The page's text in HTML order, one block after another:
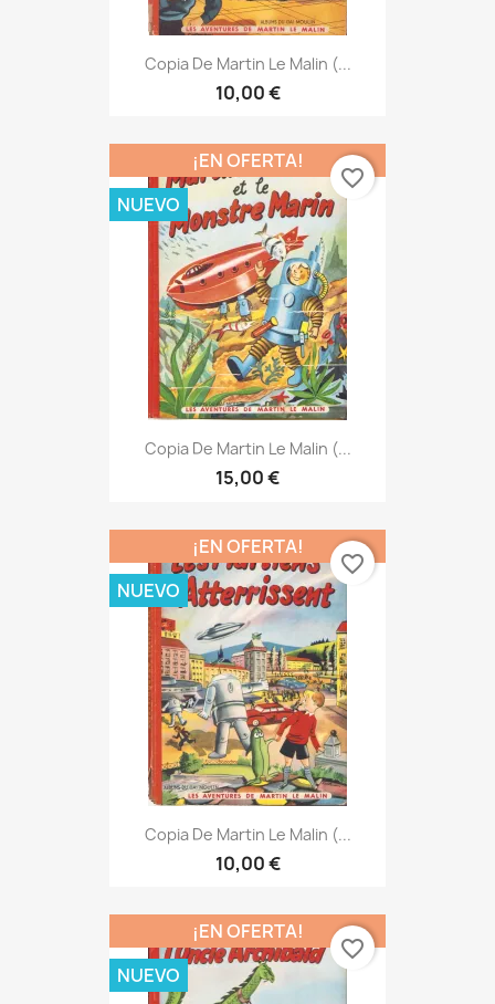
Copia De Martin Le Malin (...
10,00 €
Copia De Martin Le Malin (...
15,00 €
¡EN OFERTA!
NUEVO
favorite_border
Copia De Martin Le Malin (...
10,00 €
¡EN OFERTA!
NUEVO
favorite_border
¡EN OFERTA!
NUEVO
favorite_border